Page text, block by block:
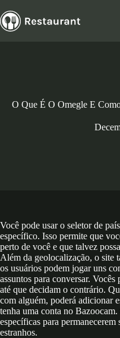
to
content
O Que É O Omegle E
Você pode usar o seletor de
específico. Isso permite que
perto de você e que talvez
Além da geolocalização, o site
os usuários podem jogar uns
assuntos para conversar.
até que decidam o contrário.
com alguém, poderá adicionar
tenha uma conta no
específicas para
estranhos.